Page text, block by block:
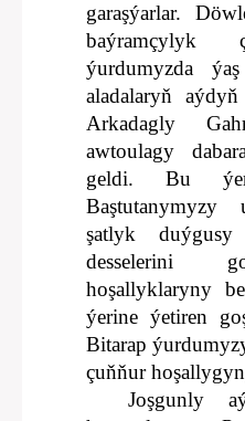
garaşýarlar.
baýramçylyk
ýurdumyzda
aladalaryň
Arkadagly
awtoulagy
geldi. Bu
şatlyk
desselerini
hoşallyklaryny
ýerine ýetiren
Bitarap
çuňňur
Joşgunly